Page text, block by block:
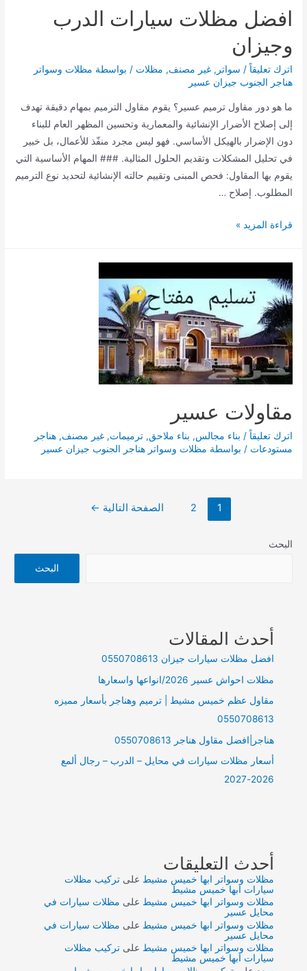
افضل مظلات سيارات الدرب
وجيزان
اترك تعليقاً / سواتر ,غير مصنف, مظلات / بواسطة مظلات وسواتر
هناجر الجنوب جيزان عسير
ما هو دور مقاول ترميم عسير؟ يقوم مقاول الترميم بمهام دقيقة تهدف
إلى إصلاح الأضرار الإنشائية والمعمارية وتحسين المظهر العام للبناء
دون الإضرار بالهيكل الأساسي. فهو ليس مجرد منفّذ للأعمال، بل خبير
في تحليل المشكلات وتقديم الحلول المثالية. ### المهام الأساسية التي
يقوم بها المقاول: فحص المبنى وتقييم حالته الإنشائية لتحديد نوع الترميم
المطلوب. إصلاح …
افضل
الدرب
وجيزان
قراءة المزيد »
مقاولات عسير
اترك تعليقاً / بناء مجالس, بناء ملاحق,ترميمات,غير مصنف,هناجر
مستودعات / بواسطة مظلات وسواتر هناجر الجنوب جيزان عسير
1
2 الصفحة التالية ←
البحث
البحث
أحدث المقالات
افضل مظلات سيارات جيزان 0550708613
مظلات احواش عسير 2026/انواعها واسعارها
مقاول عظم خميس مشيط | ترميم وهناجر بأسعار مميزه
0550708613
هناجر|افضل مقاول هناجر 0550708613
أسعار مظلات سيارات في محايل – الدرب – رجال ألمع
2026-2027
أحدث التعليقات
مظلات وسواتر ابها خميس مشيط علىتركيب مظلات
سيارات ابها خميس مشيط
مظلات وسواتر ابها خميس مشيط على مظلات سيارات في
محايل عسير
مظلات وسواتر ابها خميس مشيط على مظلات سيارات في
محايل عسير
مظلات وسواتر ابها خميس مشيط علىتركيب مظلات
سيارات ابها خميس مشيط